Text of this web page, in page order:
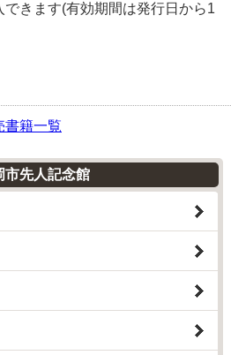
きます(有効期間は発行日から1
籍一覧
市先人記念館